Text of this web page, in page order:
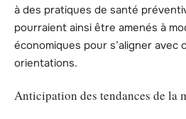
à des pratiques de santé
pourraient ainsi être amenés à
économiques pour s’aligner avec
orientations.
Anticipation des tendances de la